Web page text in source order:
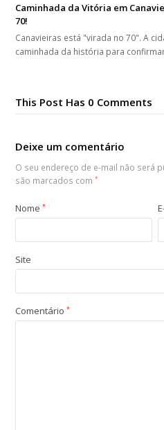
Caminhada da Vitória em
70!
Canavieiras está "virada no 70". A
caminhada da história para
This Post Has 0 Comments
Deixe um comentário
O seu endereço de e-mail não será
são marcados com*
Nome*
Site
Comentário*